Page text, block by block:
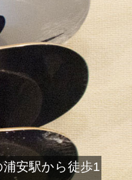
安駅から徒歩1